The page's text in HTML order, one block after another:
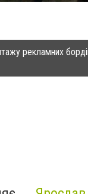
рекламних